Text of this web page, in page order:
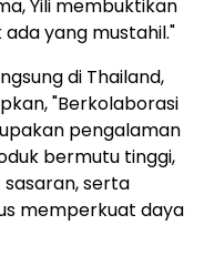
Yili membuktikan
yang mustahil."
di Thailand,
"Berkolaborasi
pengalaman
bermutu tinggi,
serta
memperkuat daya